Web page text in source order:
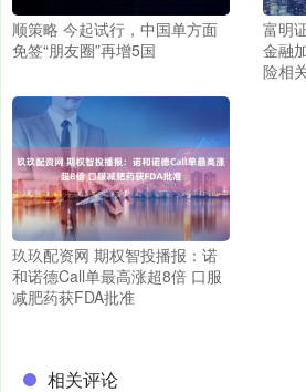
顺策略 今起试行，中国单方面
免签“朋友圈”再增5国
富明
金融
险相
玖玖配资网 期权智投播报：诺
和诺德Call单最高涨超8倍 口服
减肥药获FDA批准
相关评论